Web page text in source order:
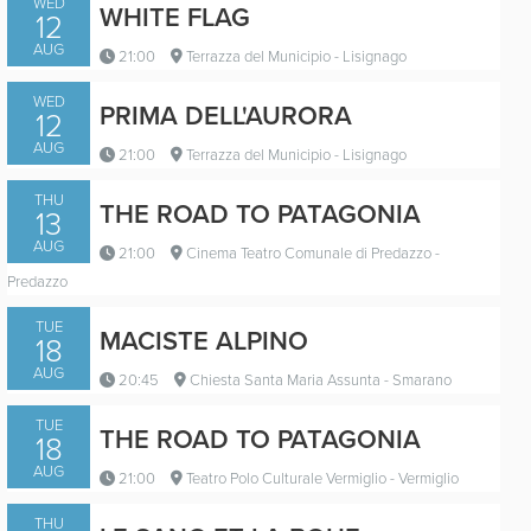
PRIMA DELL'AURORA
Italy / 2024 / 14'
Cinema Teatro Comunale di Predazzo
Via Cesare Battisti, 28 - Predazzo
06/08/2026
21:00
FÉMENE
Italy / 2026 / 61'
Cinema Teatro Comunale di Predazzo
Via Cesare Battisti, 28 - Predazzo
LA CIMA
Italy / 2026 / 52'
12
AUG
WHITE FLAG
21:00 Terrazza del Municipio - Lisignago
Trailer
WED
12
AUG
PRIMA DELL'AURORA
21:00 Terrazza del Municipio - Lisignago
Trailer
THU
13
AUG
THE ROAD TO PATAGONIA
21:00
Cinema Teatro Comunale di Predazzo -
Predazzo
TUE
18
AUG
MACISTE ALPINO
20:45 Chiesta Santa Maria Assunta - Smarano
TUE
18
AUG
THE ROAD TO PATAGONIA
21:00 Teatro Polo Culturale Vermiglio - Vermiglio
THU